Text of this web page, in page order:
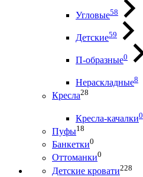
Угловые58
Детские59
П-образные0
Нераскладные8
Кресла28
Кресла-качалки0
Пуфы18
Банкетки0
Оттоманки0
Детские кровати228